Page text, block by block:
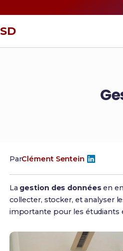
SD
ParClément Sentein
La gestion des données en
collecter, stocker, et analyser
importante pour les étudiants